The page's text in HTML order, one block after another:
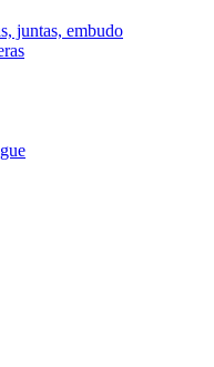
juntas, embudo